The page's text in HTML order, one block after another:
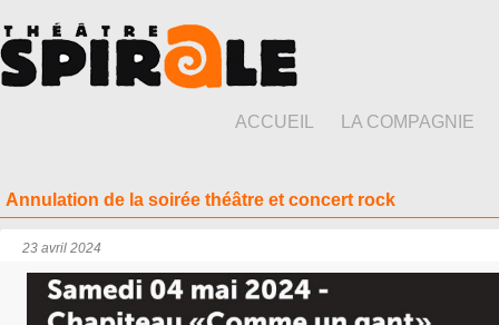
ACCUEIL LA COMPAGNIE
Annulation de la soirée théâtre et concert rock
23 avril 2024